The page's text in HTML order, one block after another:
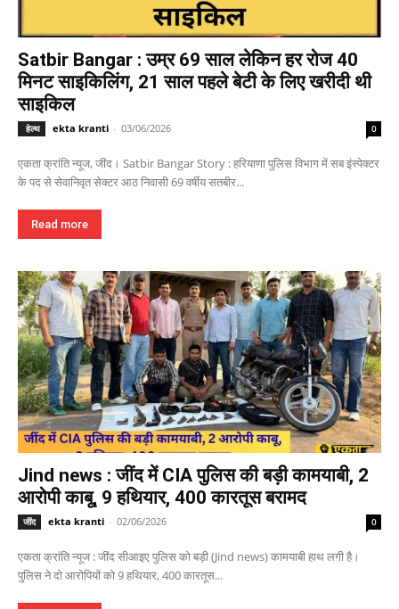
Satbir Bangar : उम्र 69 साल लेकिन हर रोज 40
मिनट साइकिलिंग, 21 साल पहले बेटी के लिए खरीदी थी
साइकिल
हेल्थ ekta kranti - 03/06/2026 0
एकता क्रांति न्यूज, जींद। Satbir Bangar Story : हरियाणा पुलिस विभाग में सब इंस्पेक्टर
के पद से सेवानिवृत सेक्टर आठ निवासी 69 वर्षीय सतबीर...
Read more
Jind news : जींद में CIA पुलिस की बड़ी कामयाबी, 2
आरोपी काबू, 9 हथियार, 400 कारतूस बरामद
जींद ekta kranti - 02/06/2026 0
एकता क्रांति न्यूज : जींद सीआइए पुलिस को बड़ी (Jind news) कामयाबी हाथ लगी है।
पुलिस ने दो आरोपियों को 9 हथियार, 400 कारतूस...